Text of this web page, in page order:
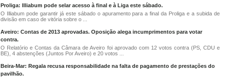
Proliga: Illiabum pode selar acesso à final e à Liga este sábado.
O Illiabum pode garantir já este sábado o apuramento para a final da Proliga e a subida de
divisão em caso de vitória sobre o ...
Aveiro: Contas de 2013 aprovadas. Oposição alega incumprimentos para votar
contra.
O Relatório e Contas da Câmara de Aveiro foi aprovado com 12 votos contra (PS, CDU e
BE), 4 abstenções (Juntos Por Aveiro) e 20 votos ...
Beira-Mar: Regala recusa responsabilidade na falta de pagamento de prestações do
pavilhão.